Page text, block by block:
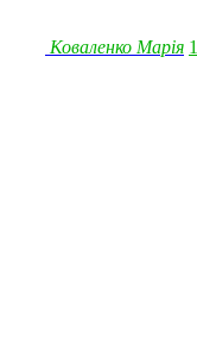
Коваленко Марія